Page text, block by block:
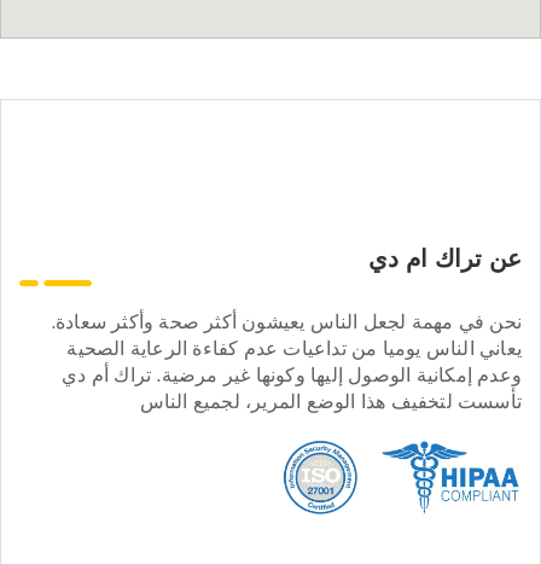
عن تراك ام دي
نحن في مهمة لجعل الناس يعيشون أكثر صحة وأكثر سعادة.
يعاني الناس يوميا من تداعيات عدم كفاءة الرعاية الصحية
وعدم إمكانية الوصول إليها وكونها غير مرضية. تراك أم دي
تأسست لتخفيف هذا الوضع المرير، لجميع الناس